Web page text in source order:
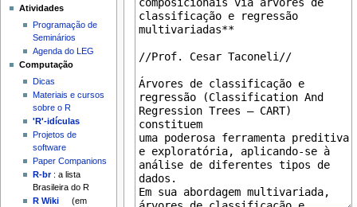
Atividades
Programação de
Seminários
Agenda do LEG
Computação
Dicas
Materiais e cursos
sobre o R
'R'-idículas
Projetos de
software
Paper Companions
R-br: a lista
Brasileira do R
R Wiki
(em